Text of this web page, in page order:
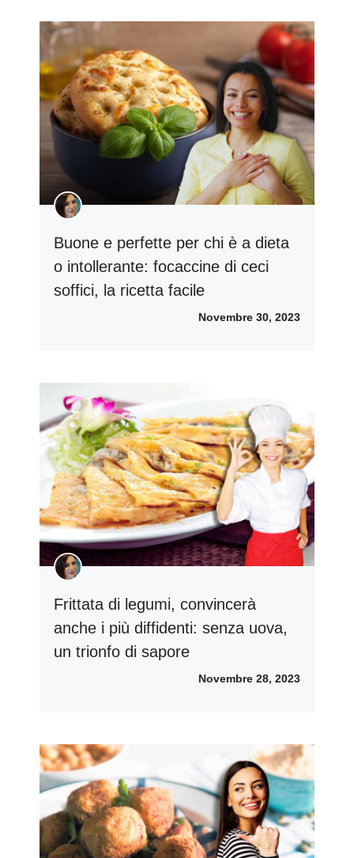
Buone e perfette per chi è a dieta
o intollerante: focaccine di ceci
soffici, la ricetta facile
Novembre 30, 2023
Frittata di legumi, convincerà
anche i più diffidenti: senza uova,
un trionfo di sapore
Novembre 28, 2023